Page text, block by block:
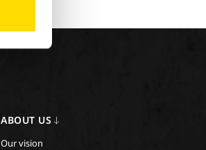
ABOUT US
Our vision